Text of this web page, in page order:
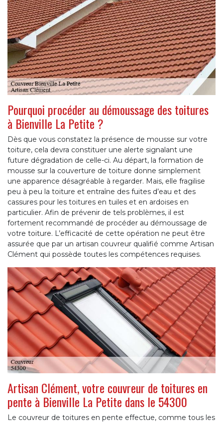
Pourquoi procéder au démoussage des toitures
à Bienville La Petite ?
Dès que vous constatez la présence de mousse sur votre
toiture, cela devra constituer une alerte signalant une
future dégradation de celle-ci. Au départ, la formation de
mousse sur la couverture de toiture donne simplement
une apparence désagréable à regarder. Mais, elle fragilise
peu à peu la toiture et entraîne des fuites d’eau et des
cassures pour les toitures en tuiles et en ardoises en
particulier. Afin de prévenir de tels problèmes, il est
fortement recommandé de procéder au démoussage de
votre toiture. L’efficacité de cette opération ne peut être
assurée que par un artisan couvreur qualifié comme Artisan
Clément qui possède toutes les compétences requises.
Artisan Clément, votre couvreur de toitures en
pente à Bienville La Petite dans le 54300
Le couvreur de toitures en pente effectue, comme tous les